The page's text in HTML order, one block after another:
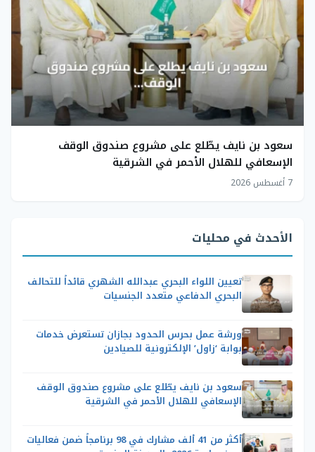
سعود بن نايف يطّلع على مشروع صندوق الوقف
الإسعافي للهلال الأحمر في الشرقية
7 أغسطس 2026
الأحدث في محليات
تعيين اللواء البحري عبدالله الشهري قائداً للتحالف
البحري الدفاعي متعدد الجنسيات
ورشة عمل بحرس الحدود بجازان تستعرض خدمات
بوابة ‘زاول’ الإلكترونية للصيادين
سعود بن نايف يطّلع على مشروع صندوق الوقف
الإسعافي للهلال الأحمر في الشرقية
أكثر من 41 ألف مشارك في 98 برنامجاً ضمن فعاليات